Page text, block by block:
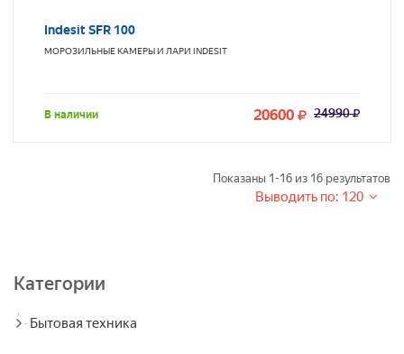
Indesit SFR 100
МОРОЗИЛЬНЫЕ КАМЕРЫ И ЛАРИ INDESIT
В наличии 20600 24990
Показаны 1-16 из 16 результатов
Выводить по: 120
Категории
Бытовая техника